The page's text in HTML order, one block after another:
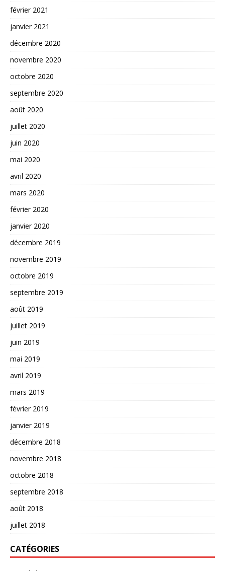
février 2021
janvier 2021
décembre 2020
novembre 2020
octobre 2020
septembre 2020
août 2020
juillet 2020
juin 2020
mai 2020
avril 2020
mars 2020
février 2020
janvier 2020
décembre 2019
novembre 2019
octobre 2019
septembre 2019
août 2019
juillet 2019
juin 2019
mai 2019
avril 2019
mars 2019
février 2019
janvier 2019
décembre 2018
novembre 2018
octobre 2018
septembre 2018
août 2018
juillet 2018
CATÉGORIES